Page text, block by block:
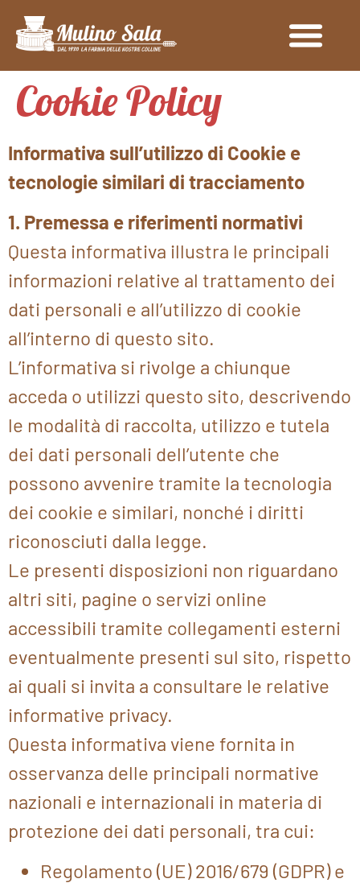
Cookie Policy
Informativa sull’utilizzo di Cookie e
tecnologie similari di tracciamento
1. Premessa e riferimenti normativi
Questa informativa illustra le principali
informazioni relative al trattamento dei
dati personali e all’utilizzo di cookie
all’interno di questo sito.
L’informativa si rivolge a chiunque
acceda o utilizzi questo sito, descrivendo
le modalità di raccolta, utilizzo e tutela
dei dati personali dell’utente che
possono avvenire tramite la tecnologia
dei cookie e similari, nonché i diritti
riconosciuti dalla legge.
Le presenti disposizioni non riguardano
altri siti, pagine o servizi online
accessibili tramite collegamenti esterni
eventualmente presenti sul sito, rispetto
ai quali si invita a consultare le relative
informative privacy.
Questa informativa viene fornita in
osservanza delle principali normative
nazionali e internazionali in materia di
protezione dei dati personali, tra cui:
Regolamento (UE) 2016/679 (GDPR) e